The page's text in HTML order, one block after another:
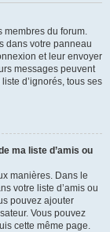
membres du forum.
dans votre panneau
et leur envoyer
messages peuvent
d’ignorés, tous ses
ma liste d’amis ou
manières. Dans le
votre liste d’amis ou
pouvez ajouter
Vous pouvez
cette même page.